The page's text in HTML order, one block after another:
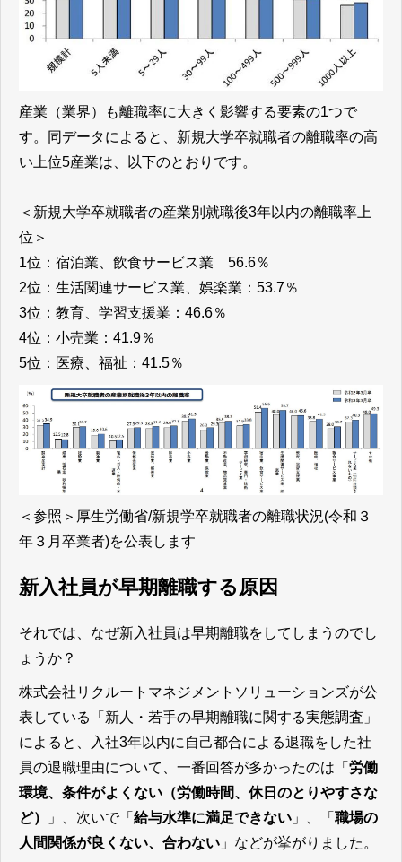
産業（業界）も離職率に大きく影響する要素の1つで
す。同データによると、新規大学卒就職者の離職率の高
い上位5産業は、以下のとおりです。
＜新規大学卒就職者の産業別就職後3年以内の離職率上
位＞
1位：宿泊業、飲食サービス業 56.6％
2位：生活関連サービス業、娯楽業：53.7％
3位：教育、学習支援業：46.6％
4位：小売業：41.9％
5位：医療、福祉：41.5％
＜参照＞ 厚生労働省/新規学卒就職者の離職状況(令和３
年３月卒業者)を公表します
新入社員が早期離職する原因
それでは、なぜ新入社員は早期離職をしてしまうのでし
ょうか？
株式会社リクルートマネジメントソリューションズが公
表している「新人・若手の早期離職に関する実態調査」
によると、入社3年以内に自己都合による退職をした社
員の退職理由について、一番回答が多かったのは「 労働
環境、条件がよくない（労働時間、休日のとりやすさな
ど）
」、次いで「 給与水準に満足できない 」、「 職場の
人間関係が良くない、合わない 」などが挙がりました。